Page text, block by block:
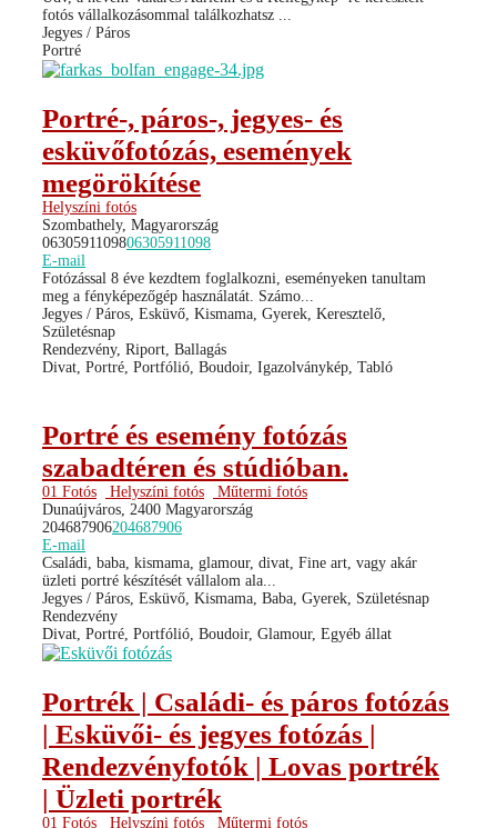
fotós vállalkozásommal találkozhatsz ...
Jegyes / Páros
Portré
Portré-, páros-, jegyes- és
esküvőfotózás, események
megörökítése
Helyszíni fotós
Szombathely, Magyarország
0630591109806305911098
E-mail
Fotózással 8 éve kezdtem foglalkozni, eseményeken tanultam
meg a fényképezőgép használatát. Számo...
Jegyes / Páros, Esküvő, Kismama, Gyerek, Keresztelő,
Születésnap
Rendezvény, Riport, Ballagás
Divat, Portré, Portfólió, Boudoir, Igazolványkép, Tabló
Portré és esemény fotózás
szabadtéren és stúdióban.
01 Fotós Helyszíni fotós
Műtermi fotós
Dunaújváros, 2400 Magyarország
204687906204687906
E-mail
Családi, baba, kismama, glamour, divat, Fine art, vagy akár
üzleti portré készítését vállalom ala...
Jegyes / Páros, Esküvő, Kismama, Baba, Gyerek, Születésnap
Rendezvény
Divat, Portré, Portfólió, Boudoir, Glamour, Egyéb állat
Portrék | Családi- és páros fotózás
| Esküvői- és jegyes fotózás |
Rendezvényfotók | Lovas portrék
| Üzleti portrék
01 Fotós Helyszíni fotós Műtermi fotós